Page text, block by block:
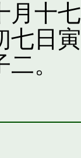
月十
七日
。